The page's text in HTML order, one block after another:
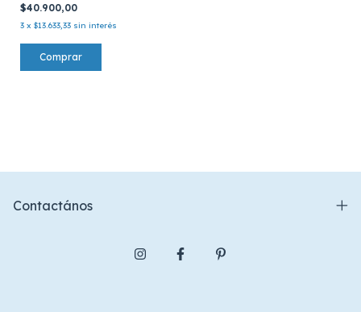
$40.900,00
3 x $13.633,33 sin interés
Contactános